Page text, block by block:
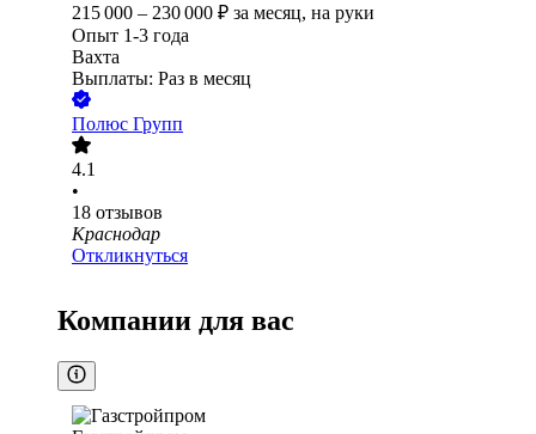
215 000 – 230 000 ₽ за месяц, на руки
Опыт 1-3 года
Вахта
Выплаты: Раз в месяц
Полюс Групп
4.1
•
18 отзывов
Краснодар
Откликнуться
Компании для вас